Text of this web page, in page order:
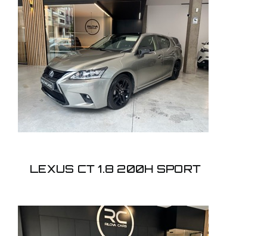
LEXUS CT 1.8 200H
SPORT
LEXUS CT 1.8 200H SPORT